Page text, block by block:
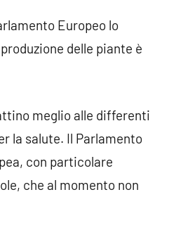
Europeo lo
delle piante è
meglio alle differenti
la salute. Il Parlamento
con particolare
che al momento non